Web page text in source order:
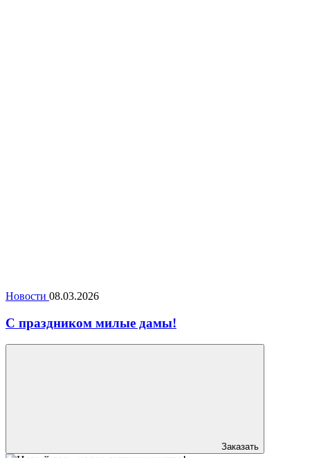
Новости 08.03.2026
С праздником милые дамы!
Заказать